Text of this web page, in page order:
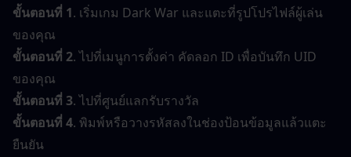
ขั้นตอนที่ 1. เริ่มเกม Dark War และแตะที่รูปโปรไฟล์ผู้เล่น
ของคุณ
ขั้นตอนที่ 2. ไปที่เมนูการตั้งค่า คัดลอก ID เพื่อบันทึก UID
ของคุณ
ขั้นตอนที่ 3. ไปที่ศูนย์แลกรับรางวัล
ขั้นตอนที่ 4. พิมพ์หรือวางรหัสลงในช่องป้อนข้อมูลแล้วแตะ
ยืนยัน